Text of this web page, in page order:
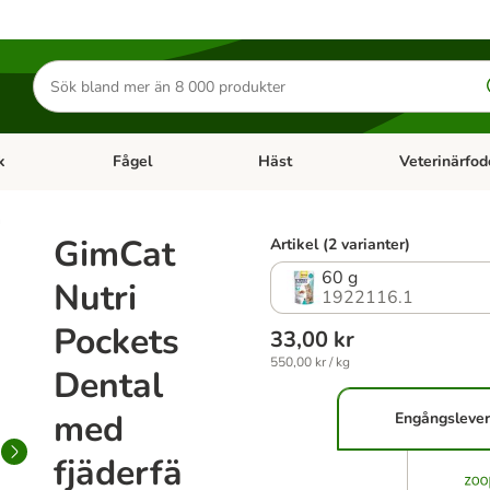
Sök
efter
produkter
category menu: SmådjurOpen category menu: Fisk
Fågel Open category menu: Fågel
Häst Open category
GimCat
Nutri
Pockets
Dental
med
fjäderfä
Artikel (2 varianter)
60 g
1922116.1
33,00 kr
550,00 kr / kg